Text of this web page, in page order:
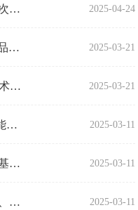
长江生环院顺利召开2025年第一次股东会及董事会 2025-04-24
自主创新·空间破界！GIS双擎新品发布会即将揭幕 2025-03-21
中地数码参加人工智能（AI）技术赋能政企数智化转型专家研讨会 2025-03-21
睿·分享| 提升地表塌陷风险防控能力，构建城市地质安全的坚固屏障。 2025-03-11
长江产业集团携手国家绿色发展基金举行重大项目签约 为湖北绿色低碳发展注 2025-03-11
中国地质大学（武汉）党委常委、副校长胡守庚一行莅临中国地质大学产学研基 2025-03-11